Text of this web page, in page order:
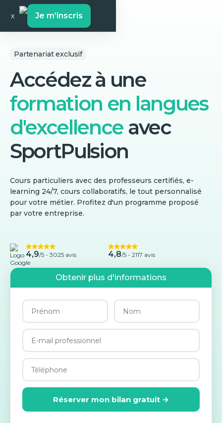
x Je m’inscris
Partenariat exclusif
Accédez à une
formation en langues
d'excellence avec
SportPulsion
Cours particuliers avec des professeurs certifiés, e-
learning 24/7, cours collaboratifs, le tout personnalisé
pour votre métier. Profitez d'un programme proposé
par votre entreprise.
4,9/5 - 3025 avis 4,8/5 - 2117 avis
Obtenir plus d'informations
Réserver mon bilan gratuit →